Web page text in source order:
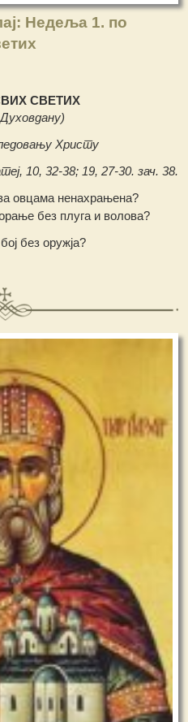
Недеља 1. по
СВЕТИХ
Христу
10, 32-38; 19, 27-30. зач. 38.
овцама ненахрањена?
без плуга и волова?
без оружја?